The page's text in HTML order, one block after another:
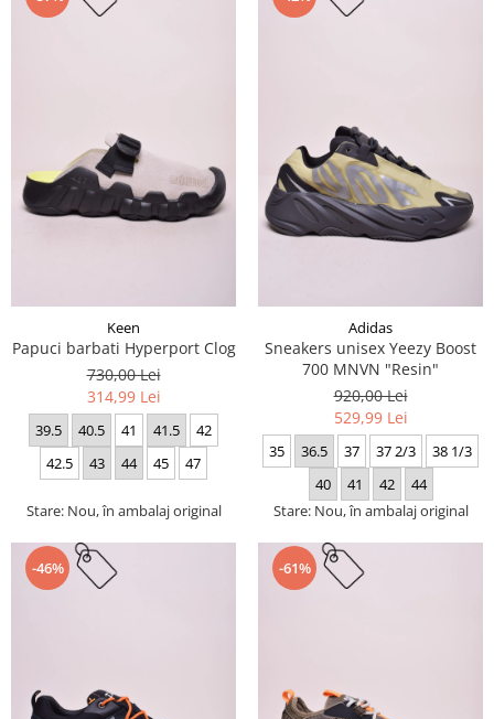
Keen
Papuci barbati Hyperport Clog
730,00 Lei
314,99 Lei
39.5 40.5 41 41.5
42
42.5
43 44 45 47
Stare: Nou, în ambalaj original
Adidas
Sneakers unisex Yeezy Boost
700 MNVN "Resin"
920,00 Lei
529,99 Lei
35 36.5 37 37 2/3
38 1/3
40
41 42
44
Stare: Nou, în ambalaj original
-46% -61%